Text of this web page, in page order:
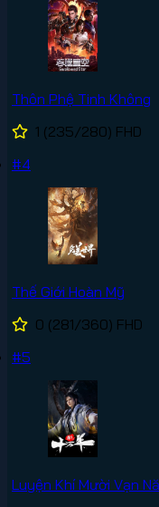
Thôn Phệ Tinh Không
1 (235/280) FHD
#4
Thế Giới Hoàn Mỹ
0 (281/360) FHD
#5
Luyện Khí Mười Vạn